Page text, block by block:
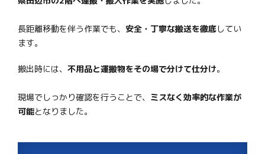
長距離移動を伴う作業でも、 安全・丁寧な搬送を徹底してい
ます。
搬出時には、 不用品と運搬物をその場で分けて仕分け。
現場でしっかり確認を行うことで、 ミスなく効率的な作業が
可能となりました。